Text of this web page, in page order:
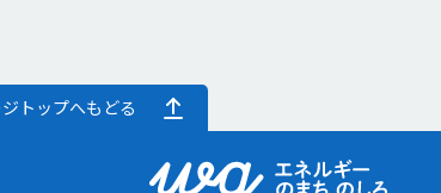
トップへもどる